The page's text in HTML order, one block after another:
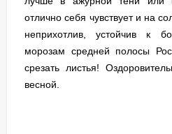
отлично себя чувствует и на
неприхотлив, устойчив к
морозам средней полосы
срезать листья!
весной.